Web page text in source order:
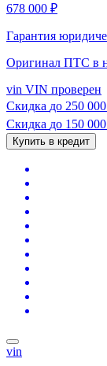
678 000 ₽
Гарантия
Оригинал ПТС в
vin VIN проверен
Скидка до 250
Скидка до 150
Купить в кредит
vin